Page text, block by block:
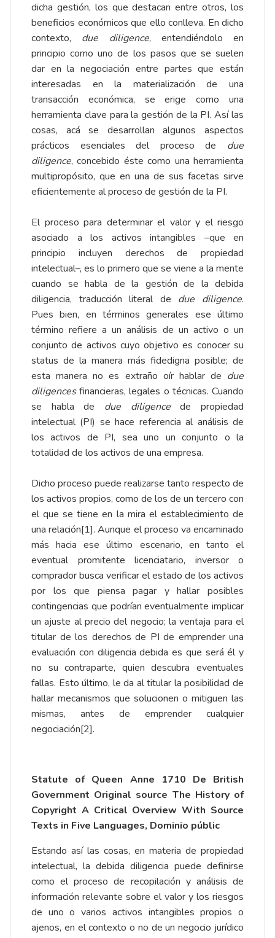
dicha gestión, los que destacan entre otros, los
beneficios económicos que ello conlleva. En dicho
contexto, due diligence, entendiéndolo en
principio como uno de los pasos que se suelen
dar en la negociación entre partes que están
interesadas en la materialización de una
transacción económica, se erige como una
herramienta clave para la gestión de la PI. Así las
cosas, acá se desarrollan algunos aspectos
prácticos esenciales del proceso de due
diligence, concebido éste como una herramienta
multipropósito, que en una de sus facetas sirve
eficientemente al proceso de gestión de la PI.
El proceso para determinar el valor y el riesgo
asociado a los activos intangibles –que en
principio incluyen derechos de propiedad
intelectual–, es lo primero que se viene a la mente
cuando se habla de la gestión de la debida
diligencia, traducción literal de due diligence.
Pues bien, en términos generales ese último
término refiere a un análisis de un activo o un
conjunto de activos cuyo objetivo es conocer su
status de la manera más fidedigna posible; de
esta manera no es extraño oír hablar de due
diligencesfinancieras, legales o técnicas. Cuando
se habla de due diligencede propiedad
intelectual (PI) se hace referencia al análisis de
los activos de PI, sea uno un conjunto o la
totalidad de los activos de una empresa.
Dicho proceso puede realizarse tanto respecto de
los activos propios, como de los de un tercero con
el que se tiene en la mira el establecimiento de
una relación[1]. Aunque el proceso va encaminado
más hacia ese último escenario, en tanto el
eventual promitente licenciatario, inversor o
comprador busca verificar el estado de los activos
por los que piensa pagar y hallar posibles
contingencias que podrían eventualmente implicar
un ajuste al precio del negocio; la ventaja para el
titular de los derechos de PI de emprender una
evaluación con diligencia debida es que será él y
no su contraparte, quien descubra eventuales
fallas. Esto último, le da al titular la posibilidad de
hallar mecanismos que solucionen o mitiguen las
mismas, antes de emprender cualquier
negociación[2].
Statute of Queen Anne 1710 De British
Government Original source The History of
Copyright A Critical Overview With Source
Texts in Five Languages, Dominio públic
Estando así las cosas, en materia de propiedad
intelectual, la debida diligencia puede definirse
como el proceso de recopilación y análisis de
información relevante sobre el valor y los riesgos
de uno o varios activos intangibles propios o
ajenos, en el contexto o no de un negocio jurídico